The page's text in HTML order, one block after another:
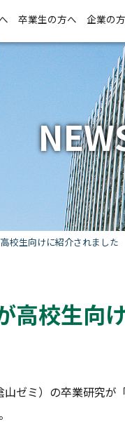
卒業生の方へ 企業の
校生向けに紹介されました
高校生向
ゼミ）の卒業研究が